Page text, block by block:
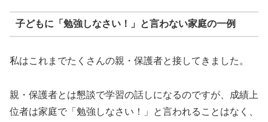
子どもに「勉強しなさい！」と言わない家庭の一例
私はこれまでたくさんの親・保護者と接してきました。
親・保護者とは懇談で学習の話しになるのですが、成績上
位者は家庭で「勉強しなさい！」と言われることはなく、